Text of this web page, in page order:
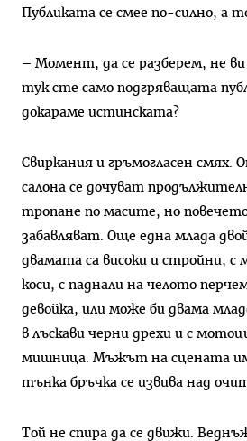
Публиката се смее по-силно, а
– Момент, да се разберем, не ви
тук сте само подгряващата
докараме истинската?
Свиркания и гръмогласен смях.
салона се дочуват
тропане по масите, но
забавляват. Още една млада
двамата са високи и стройни, с
коси, с паднали на челото
девойка, или може би двама
в лъскави черни дрехи и с
мишница. Мъжът на сцената им
тънка бръчка се извива над
Той не спира да се движи.